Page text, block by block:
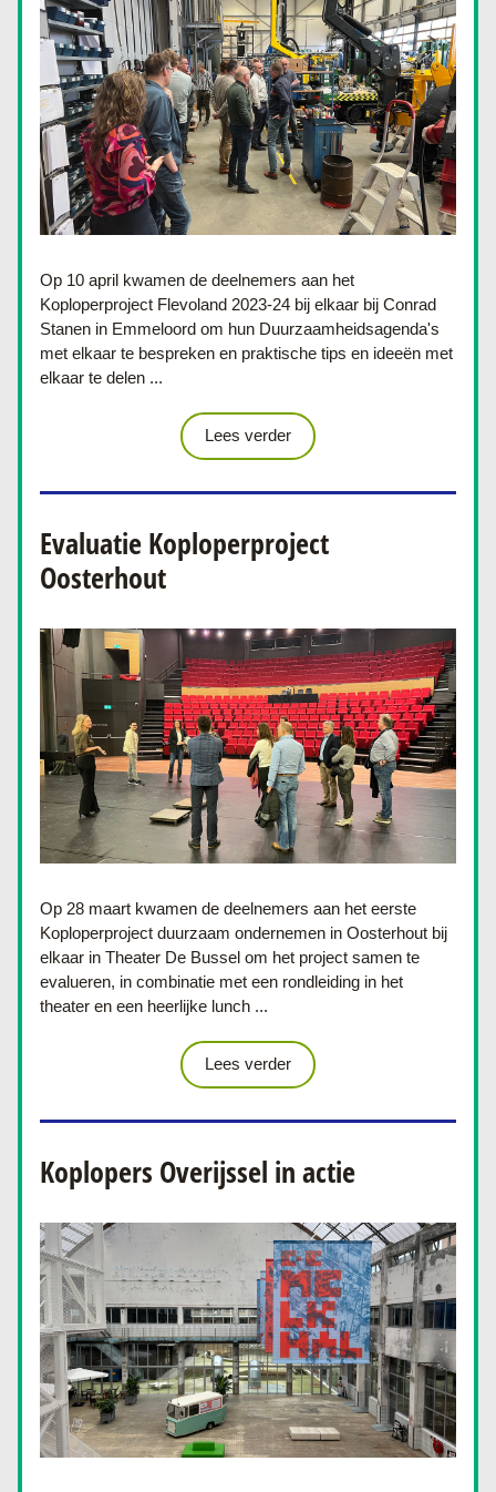
Op 10 april kwamen de deelnemers aan het
Koploperproject Flevoland 2023-24 bij elkaar bij Conrad
Stanen in Emmeloord om hun Duurzaamheidsagenda's
met elkaar te bespreken en praktische tips en ideeën met
elkaar te delen ...
Lees verder
Evaluatie Koploperproject
Oosterhout
Op 28 maart kwamen de deelnemers aan het eerste
Koploperproject duurzaam ondernemen in Oosterhout bij
elkaar in Theater De Bussel om het project samen te
evalueren, in combinatie met een rondleiding in het
theater en een heerlijke lunch ...
Lees verder
Koplopers Overijssel in actie